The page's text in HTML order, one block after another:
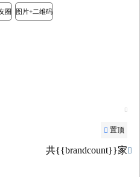
圈 图片+二维码

 置顶
共{{brandcount}}家 